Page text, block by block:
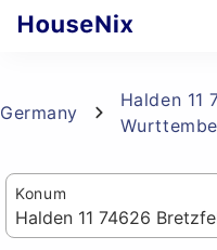
Germany
Halden 11
Konum